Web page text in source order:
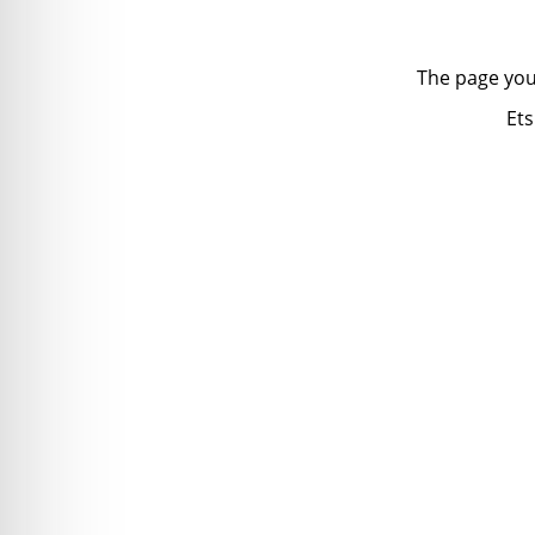
The page